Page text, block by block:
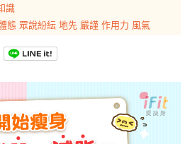
識
態 眾說紛紜 地先 嚴謹 作用力 風氣